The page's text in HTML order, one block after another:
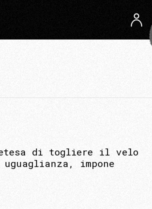
di togliere il velo
impone